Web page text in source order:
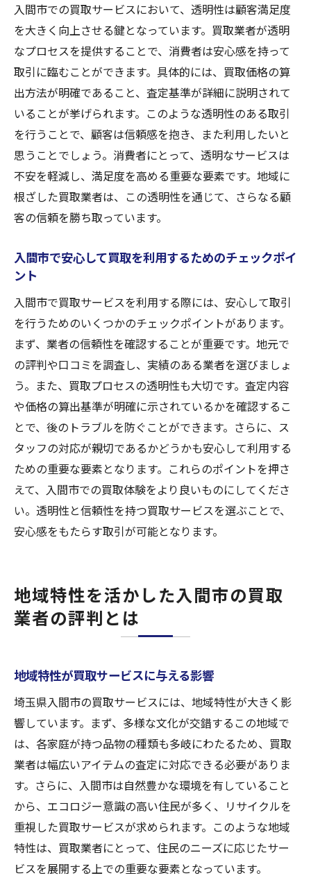
入間市での買取サービスにおいて、透明性は顧客満足度
を大きく向上させる鍵となっています。買取業者が透明
なプロセスを提供することで、消費者は安心感を持って
取引に臨むことができます。具体的には、買取価格の算
出方法が明確であること、査定基準が詳細に説明されて
いることが挙げられます。このような透明性のある取引
を行うことで、顧客は信頼感を抱き、また利用したいと
思うことでしょう。消費者にとって、透明なサービスは
不安を軽減し、満足度を高める重要な要素です。地域に
根ざした買取業者は、この透明性を通じて、さらなる顧
客の信頼を勝ち取っています。
入間市で安心して買取を利用するためのチェックポイ
ント
入間市で買取サービスを利用する際には、安心して取引
を行うためのいくつかのチェックポイントがあります。
まず、業者の信頼性を確認することが重要です。地元で
の評判や口コミを調査し、実績のある業者を選びましょ
う。また、買取プロセスの透明性も大切です。査定内容
や価格の算出基準が明確に示されているかを確認するこ
とで、後のトラブルを防ぐことができます。さらに、ス
タッフの対応が親切であるかどうかも安心して利用する
ための重要な要素となります。これらのポイントを押さ
えて、入間市での買取体験をより良いものにしてくださ
い。透明性と信頼性を持つ買取サービスを選ぶことで、
安心感をもたらす取引が可能となります。
地域特性を活かした入間市の買取
業者の評判とは
地域特性が買取サービスに与える影響
埼玉県入間市の買取サービスには、地域特性が大きく影
響しています。まず、多様な文化が交錯するこの地域で
は、各家庭が持つ品物の種類も多岐にわたるため、買取
業者は幅広いアイテムの査定に対応できる必要がありま
す。さらに、入間市は自然豊かな環境を有していること
から、エコロジー意識の高い住民が多く、リサイクルを
重視した買取サービスが求められます。このような地域
特性は、買取業者にとって、住民のニーズに応じたサー
ビスを展開する上での重要な要素となっています。